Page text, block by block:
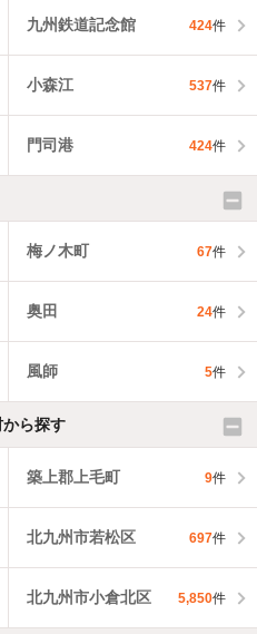
九州鉄道記念館 424件
小森江 537件
門司港 424件
梅ノ木町 67件
奥田 24件
風師 5件
ら探す
築上郡上毛町 9件
北九州市若松区 697件
北九州市小倉北区 5,850件